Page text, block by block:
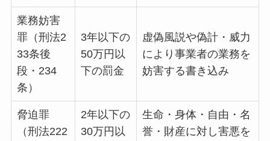
業務妨害
罪（刑法2
33条後
段・234
条）
3年以下の
50万円以
下の罰金
虚偽風説や偽計・威力
により事業者の業務を
妨害する書き込み
脅迫罪
（刑法222
2年以下の
30万円以
生命・身体・自由・名
誉・財産に対し害悪を